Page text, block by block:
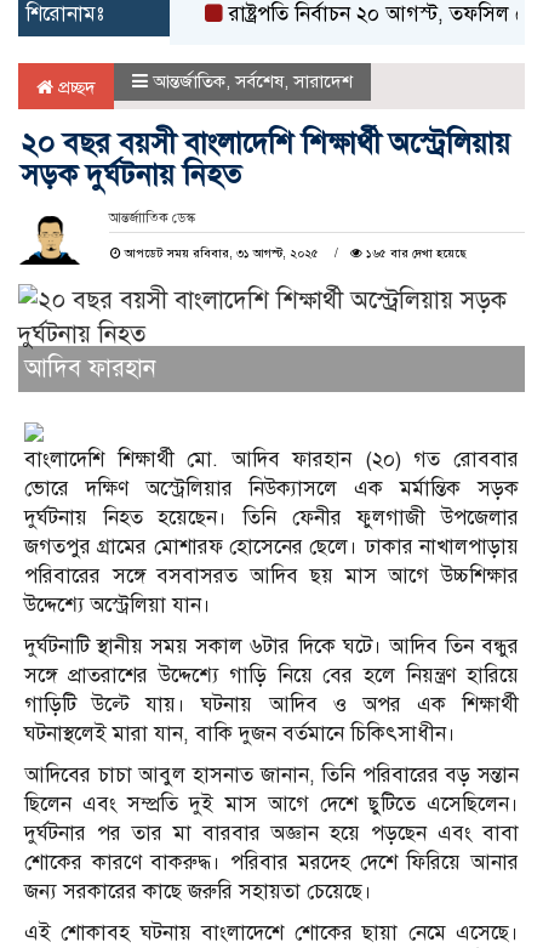
শিরোনামঃ রাষ্ট্রপতি নির্বাচন ২০ আগস্ট, তফসিল ঘোষণা
প্রচ্ছদ আন্তর্জাতিক,সর্বশেষ,সারাদেশ
২০ বছর বয়সী বাংলাদেশি শিক্ষার্থী অস্ট্রেলিয়ায়
সড়ক দুর্ঘটনায় নিহত
আন্তর্জাাতিক ডেস্ক
আপডেট সময় রবিবার, ৩১ আগস্ট, ২০২৫ ১৬৫ বার দেখা হয়েছে
আদিব ফারহান
বাংলাদেশি শিক্ষার্থী মো. আদিব ফারহান (২০) গত রোববার
ভোরে দক্ষিণ অস্ট্রেলিয়ার নিউক্যাসলে এক মর্মান্তিক সড়ক
দুর্ঘটনায় নিহত হয়েছেন।
তিনি ফেনীর ফুলগাজী উপজেলার
জগতপুর গ্রামের মোশারফ হোসেনের ছেলে। ঢাকার নাখালপাড়ায়
পরিবারের সঙ্গে বসবাসরত আদিব ছয় মাস আগে উচ্চশিক্ষার
উদ্দেশ্যে অস্ট্রেলিয়া যান।
দুর্ঘটনাটি স্থানীয় সময় সকাল ৬টার দিকে ঘটে। আদিব তিন বন্ধুর
সঙ্গে প্রাতরাশের উদ্দেশ্যে গাড়ি নিয়ে বের হলে নিয়ন্ত্রণ হারিয়ে
গাড়িটি উল্টে যায়।
ঘটনায় আদিব ও অপর এক শিক্ষার্থী
ঘটনাস্থলেই মারা যান, বাকি দুজন বর্তমানে চিকিৎসাধীন।
আদিবের চাচা আবুল হাসনাত জানান, তিনি পরিবারের বড় সন্তান
ছিলেন এবং সম্প্রতি দুই মাস আগে দেশে ছুটিতে এসেছিলেন।
দুর্ঘটনার পর তার মা বারবার অজ্ঞান হয়ে পড়ছেন এবং বাবা
শোকের কারণে বাকরুদ্ধ। পরিবার মরদেহ দেশে ফিরিয়ে আনার
জন্য সরকারের কাছে জরুরি সহায়তা চেয়েছে।
এই শোকাবহ ঘটনায় বাংলাদেশে শোকের ছায়া নেমে এসেছে।